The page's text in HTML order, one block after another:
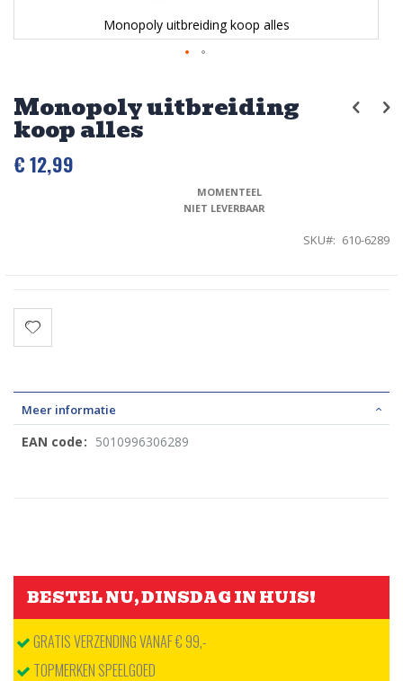
Monopoly uitbreiding
koop alles
€ 12,99
MOMENTEEL
NIET LEVERBAAR
SKU 610-6289
Monopoly uitbreiding koop alles
het
begin
van
de
afbeeldingen-
Meer informatie
Meer
5010996306289
BESTEL NU, DINSDAG IN HUIS!
GRATIS VERZENDING VANAF € 99,-
TOPMERKEN SPEELGOED